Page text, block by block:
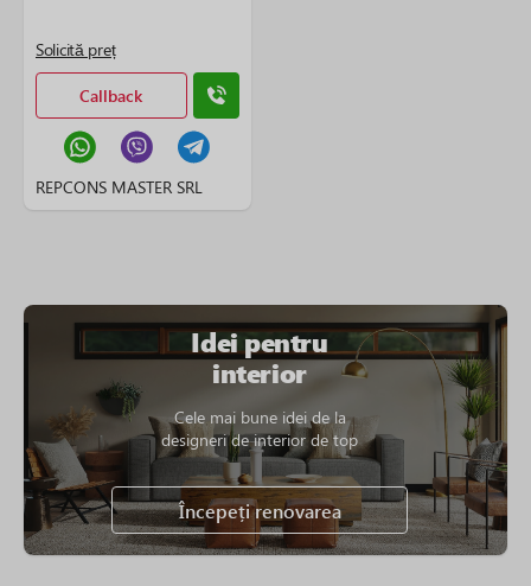
Solicită preț
Callback
REPCONS MASTER SRL
Idei pentru
interior
Cele mai bune idei de la
designeri de interior de top
Începeți renovarea